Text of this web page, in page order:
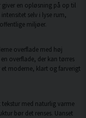
giver en opløsning på op til
intensitet selv i lyse rum,
miljøer.
overflade med høj
overflade, der kan tørres
moderne, klart og farverigt
med naturlig varme
bør det renses. Uanset